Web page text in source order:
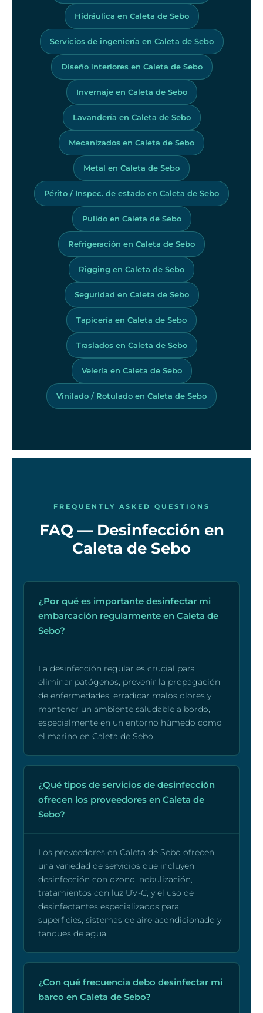
Hidráulica en Caleta de Sebo
Servicios de ingeniería en Caleta de Sebo
Diseño interiores en Caleta de Sebo
Invernaje en Caleta de Sebo
Lavandería en Caleta de Sebo
Mecanizados en Caleta de Sebo
Metal en Caleta de Sebo
Périto / Inspec. de estado en Caleta de Sebo
Pulido en Caleta de Sebo
Refrigeración en Caleta de Sebo
Rigging en Caleta de Sebo
Seguridad en Caleta de Sebo
Tapicería en Caleta de Sebo
Traslados en Caleta de Sebo
Velería en Caleta de Sebo
Vinilado / Rotulado en Caleta de Sebo
FREQUENTLY ASKED QUESTIONS
FAQ — Desinfección en
Caleta de Sebo
¿Por qué es importante desinfectar mi
embarcación regularmente en Caleta de
Sebo?
La desinfección regular es crucial para
eliminar patógenos, prevenir la propagación
de enfermedades, erradicar malos olores y
mantener un ambiente saludable a bordo,
especialmente en un entorno húmedo como
el marino en Caleta de Sebo.
¿Qué tipos de servicios de desinfección
ofrecen los proveedores en Caleta de
Sebo?
Los proveedores en Caleta de Sebo ofrecen
una variedad de servicios que incluyen
desinfección con ozono, nebulización,
tratamientos con luz UV-C, y el uso de
desinfectantes especializados para
superficies, sistemas de aire acondicionado y
tanques de agua.
¿Con qué frecuencia debo desinfectar mi
barco en Caleta de Sebo?